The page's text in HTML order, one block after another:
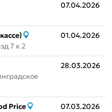
07.04.2026
7 к 2
01.04.2026
28.03.2026
Price
07.03.2026